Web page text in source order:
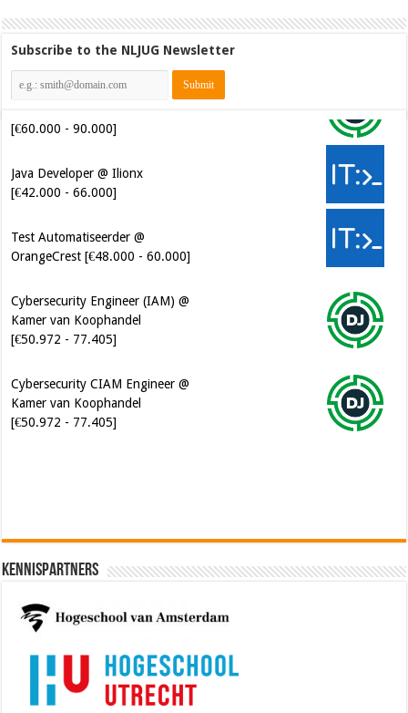
Subscribe to the NLJUG Newsletter
Java Developer @ Ilionx
Test Automatiseerder @
Cybersecurity Engineer (IAM) @
[€50.972 - 77.405]
Cybersecurity CIAM Engineer @
[€50.972 - 77.405]
Software Architect @ Ilionx
Kennispartners